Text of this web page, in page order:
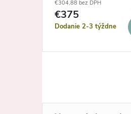
€304,88 bez DPH
€375
Dodanie 2-3 týždne